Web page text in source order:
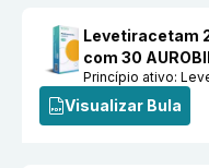
Levetiracetam
com 30
Princípio ativo:
Visualizar Bula